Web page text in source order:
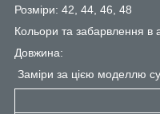
Розміри: 42, 44, 46, 48
Кольори та забарвлення в
Довжина:
Заміри за цією моделлю